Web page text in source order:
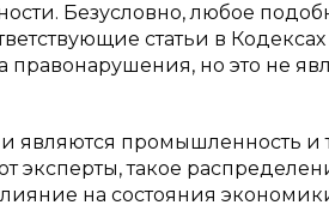
Безусловно, любое
статьи в
но это не
промышленность и
такое
на состояния